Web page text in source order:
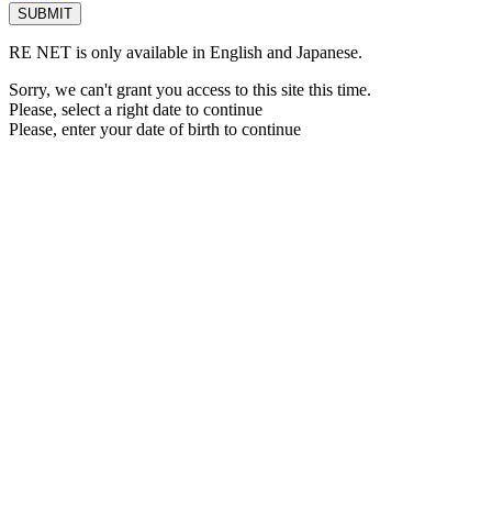
RE NET is only available in English and Japanese.
Sorry, we can't grant you access to this site this time.
Please, select a right date to continue
Please, enter your date of birth to continue